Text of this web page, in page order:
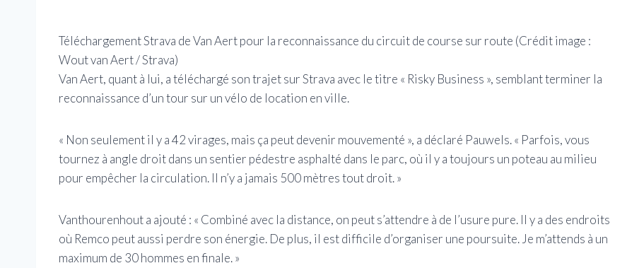
Téléchargement Strava de Van Aert pour la reconnaissance du circuit de course sur route (Crédit image :
Wout van Aert / Strava)
Van Aert, quant à lui, a téléchargé son trajet sur Strava avec le titre « Risky Business », semblant terminer la
reconnaissance d’un tour sur un vélo de location en ville.
« Non seulement il y a 42 virages, mais ça peut devenir mouvementé », a déclaré Pauwels. « Parfois, vous
tournez à angle droit dans un sentier pédestre asphalté dans le parc, où il y a toujours un poteau au milieu
pour empêcher la circulation. Il n’y a jamais 500 mètres tout droit. »
Vanthourenhout a ajouté : « Combiné avec la distance, on peut s’attendre à de l’usure pure. Il y a des endroits
où Remco peut aussi perdre son énergie. De plus, il est difficile d’organiser une poursuite. Je m’attends à un
maximum de 30 hommes en finale. »